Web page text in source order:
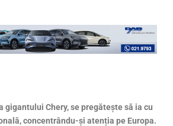
gigantului Chery, se pregătește să ia cu
concentrându-și atenția pe Europa.